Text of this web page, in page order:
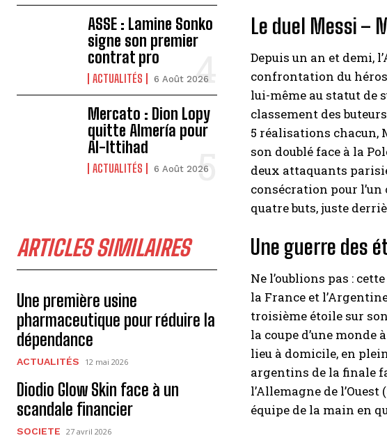
ASSE : Lamine Sonko
signe son premier
contrat pro
ACTUALITÉS 6 Août 2026
Mercato : Dion Lopy
quitte Almería pour
Al-Ittihad
ACTUALITÉS 6 Août 2026
ARTICLES SIMILAIRES
Une première usine
pharmaceutique pour réduire la
dépendance
ACTUALITÉS 12 mai 2026
Diodio Glow Skin face à un
scandale financier
SOCIETE 27 avril 2026
Le duel Messi –
Depuis un an et demi,
confrontation du héros
lui-même au statut de
classement des
5 réalisations chacun,
son doublé face à la
deux attaquants
consécration pour l’un
quatre buts, juste
Une guerre des
Ne l’oublions pas :
la France et
troisième étoile sur
la coupe d’une monde
lieu à domicile, en
argentins de la finale
l’Allemagne de
équipe de la main en